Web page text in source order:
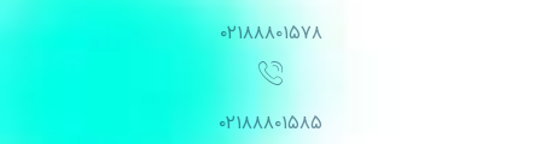
۰۲۱۸۸۸۰۱۵۷۸
۰۲۱۸۸۸۰۱۵۸۵